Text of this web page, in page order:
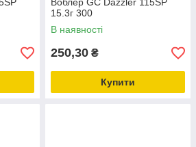
15.3г 300
В наявності
250,30 ₴
Купити